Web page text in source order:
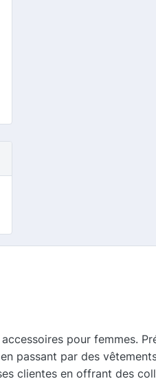
pour femmes.
passant par des
clientes en offrant des